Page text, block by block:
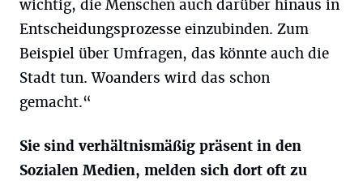
wichtig, die Menschen auch darüber hinaus in
Entscheidungsprozesse einzubinden. Zum
Beispiel über Umfragen, das könnte auch die
Stadt tun. Woanders wird das schon
gemacht.“
Sie sind verhältnismäßig präsent in den
Sozialen Medien, melden sich dort oft zu